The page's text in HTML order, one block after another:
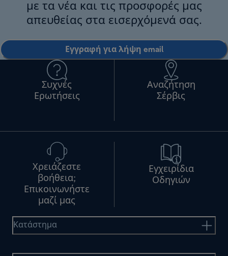
με τα νέα και τις προσφορές μας
απευθείας στα εισερχόμενά σας.
Εγγραφή για λήψη email
Συχνές
Ερωτήσεις
Αναζήτηση
Σέρβις
Χρειάζεστε
βοήθεια;
Επικοινωνήστε
μαζί μας
Εγχειρίδια
Οδηγιών
Κατάστημα